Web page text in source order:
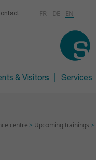
FR DE EN
& Visitors Services
centre > Upcoming trainings >